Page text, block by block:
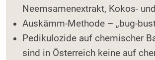
Neemsamenextrakt, Kokos-
Auskämm-Methode – „bug-
Pedikulozide auf chemischer
sind in Österreich keine auf